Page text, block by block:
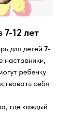
12 лет
для детей 7-
наставники,
ребенку
себя
где каждый